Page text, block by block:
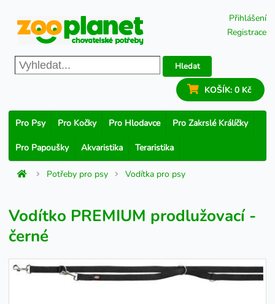
Přihlášení
Registrace
Hledat
KOŠÍK: 0 Kč
Pro Psy Pro Kočky Pro Hlodavce Pro Zakrslé Králíčky
Pro Papoušky Akvaristika Teraristika
Potřeby pro psy Vodítka pro psy
Vodítko PREMIUM prodlužovací -
černé